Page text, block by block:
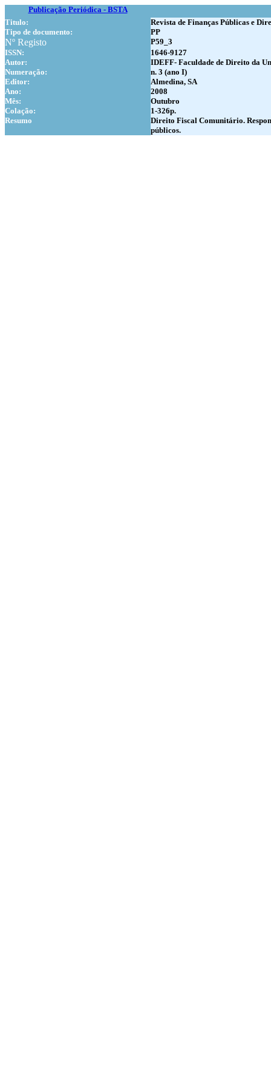
Publicação Periódica - BSTA
Titulo:
Revista de Finanças Públicas e
Tipo de documento:
PP
Nº Registo
P59_3
ISSN:
1646-9127
Autor:
IDEFF- Faculdade de Direito da
Numeração:
n. 3 (ano I)
Editor:
Almedina, SA
Ano:
2008
Mês:
Outubro
Colação:
1-326p.
Resumo
Direito Fiscal Comunitário.
públicos.